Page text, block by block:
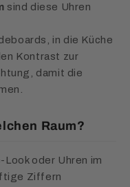
sind diese Uhren
in die Küche
Kontrast zur
damit die
Raum?
oder Uhren im
Ziffern